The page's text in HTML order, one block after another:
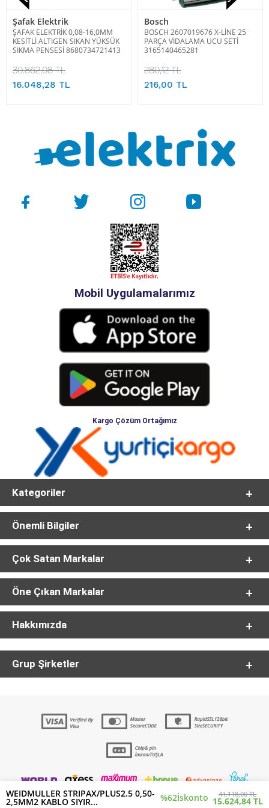
WEIDMULLER STRIPAX/PLUS2.5 0,50-
2,5MM2 KABLO SIYIR... %62İskonto 41.118,00 TL
15.624,84 TL
Şafak Elektrik
ŞAFAK ELEKTRİK 0,08-16,0MM
KESİTLİ ALTIGEN SIKAN YÜKSÜK
SIKMA PENSESİ 8680734721413
30.862,08 TL
16.048,28 TL
Bosch
BOSCH 2607019676 X-LİNE 25
PARÇA VİDALAMA UCU SETİ
3165140465281
280,12 TL
216,00 TL
Mobil Uygulamalarımız
Kargo Çözüm Ortağımız
Kategoriler
Önemli Bilgiler
Çok Satan Markalar
Öne Çıkan Markalar
Hakkımızda
Grup Şirketler